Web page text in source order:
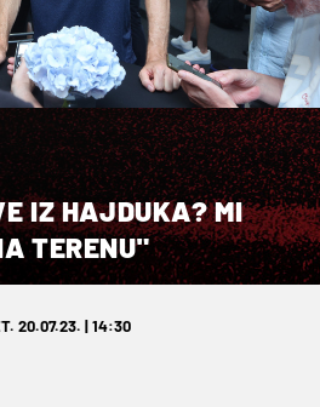
IZ HAJDUKA? MI
TERENU"
20.07.23. | 14:30